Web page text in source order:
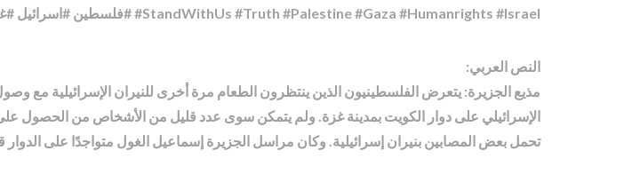
#StandWithUs #Truth #Palestine #Gaza #Humanrights #Israel #فلسطين #اسرائیل #غزة
النص العربي:
مذيع الجزيرة: يتعرض الفلسطينيون الذين ينتظرون الطعام مرة أخرى للنيران الإسرائيلية
الإسرائيلي على دوار الكويت بمدينة غزة. ولم يتمكن سوى عدد قليل من الأشخاص من الحصول
تحمل بعض المصابين بنيران إسرائيلية. وكان مراسل الجزيرة إسماعيل الغول متواجدًا على